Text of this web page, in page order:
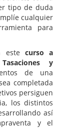
tipo de duda
cualquier
para
este curso a
y
de una
completada
persiguen
los distintos
así
y el